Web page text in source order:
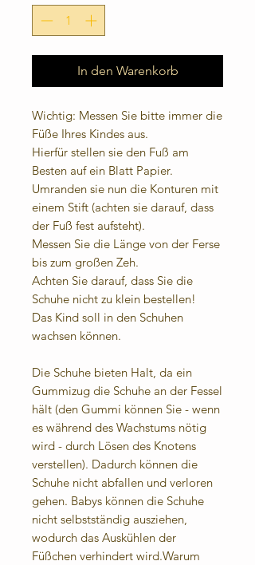
In den Warenkorb
Wichtig: Messen Sie bitte immer die
Füße Ihres Kindes aus.
Hierfür stellen sie den Fuß am
Besten auf ein Blatt Papier.
Umranden sie nun die Konturen mit
einem Stift (achten sie darauf, dass
der Fuß fest aufsteht).
Messen Sie die Länge von der Ferse
bis zum großen Zeh.
Achten Sie darauf, dass Sie die
Schuhe nicht zu klein bestellen!
Das Kind soll in den Schuhen
wachsen können.
Die Schuhe bieten Halt, da ein
Gummizug die Schuhe an der Fessel
hält (den Gummi können Sie - wenn
es während des Wachstums nötig
wird - durch Lösen des Knotens
verstellen). Dadurch können die
Schuhe nicht abfallen und verloren
gehen. Babys können die Schuhe
nicht selbstständig ausziehen,
wodurch das Auskühlen der
Füßchen verhindert wird.Warum